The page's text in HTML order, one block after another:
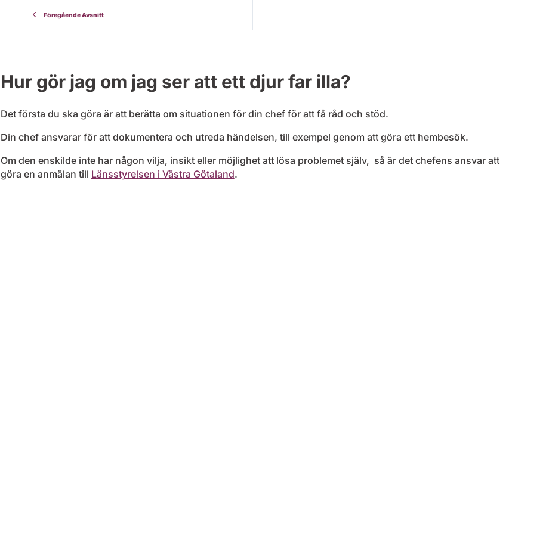
Föregående Avsnitt
Hur gör jag om jag ser att ett djur far illa?
Det första du ska göra är att berätta om situationen för din chef för att få råd och stöd.
Din chef ansvarar för att dokumentera och utreda händelsen, till exempel genom att göra ett hembesök.
Om den enskilde inte har någon vilja, insikt eller möjlighet att lösa problemet själv, så är det chefens ansvar att
göra en anmälan till Länsstyrelsen i Västra Götaland.